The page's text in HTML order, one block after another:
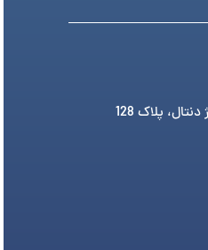
پلاک 128